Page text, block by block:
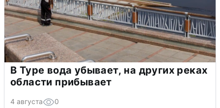
В Туре вода убывает, на других реках
области прибывает
4 августа 0